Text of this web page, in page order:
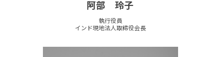
阿部 玲子
執行役員
インド現地法人取締役会長